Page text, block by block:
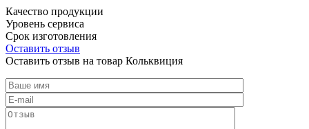
Качество продукции
Уровень сервиса
Срок изготовления
Оставить отзыв
Оставить отзыв на товар Кольквиция